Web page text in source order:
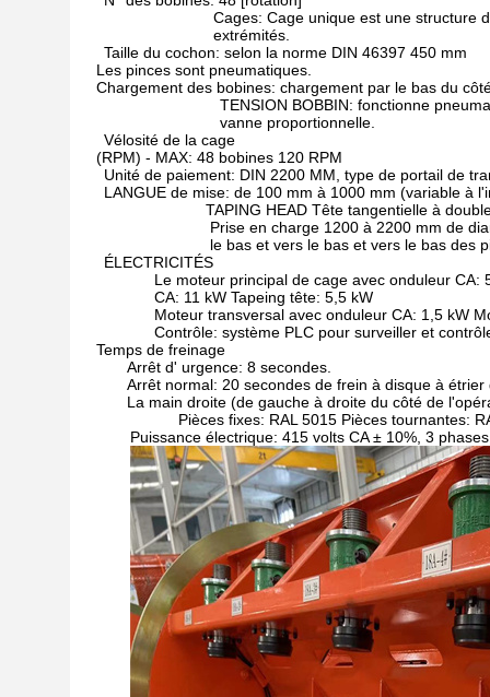
Cages: Cage unique est une structure
extrémités.
Taille du cochon: selon la norme DIN 46397 450 mm
Les pinces sont pneumatiques.
Chargement des bobines: chargement par le bas du
TENSION BOBBIN: fonctionne
vanne proportionnelle.
Vélosité de la cage
(RPM) - MAX: 48 bobines 120 RPM
Unité de paiement: DIN 2200 MM, type de portail de
LANGUE de mise: de 100 mm à 1000 mm (variable à
TAPING HEAD Tête tangentielle à
Prise en charge 1200 à 2200 mm de
le bas et vers le bas et vers le bas des
ÉLECTRICITÉS
Le moteur principal de cage avec onduleur
CA: 11 kW Tapeing tête: 5,5 kW
Moteur transversal avec onduleur CA: 1,5 kW
Contrôle: système PLC pour surveiller et
Temps de freinage
Arrêt d' urgence: 8 secondes.
Arrêt normal: 20 secondes de frein à disque à étrier
La main droite (de gauche à droite du côté de
Pièces fixes: RAL 5015 Pièces tournantes:
Puissance électrique: 415 volts CA ± 10%, 3